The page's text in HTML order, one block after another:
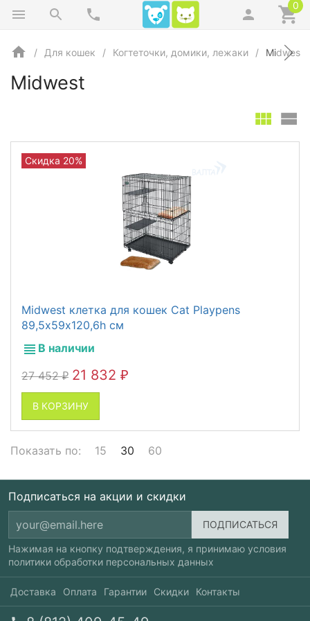
0
Для кошек Когтеточки, домики, лежаки Midwest
Midwest
Midwest клетка для кошек Cat Playpens
89,5х59х120,6h см
В наличии
27 452₽ 21 832 ₽
В КОРЗИНУ
Скидка 20%
Показать по: 15 30 60
Подписаться на акции и скидки
Нажимая на кнопку подтверждения, я принимаю условия
политики обработки персональных данных
Доставка Оплата Гарантии Скидки Контакты